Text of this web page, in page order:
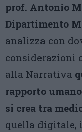
prof. Antonio
Dipartimento
analizza con
considerazioni
alla Narrativa
rapporto
si crea tra
quella digitale,